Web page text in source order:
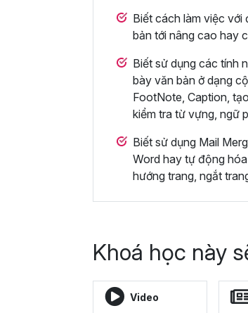
Biết cách làm việc
bản tới nâng cao hay
Biết sử dụng các tính
bày văn bản ở dạng
FootNote, Caption,
kiểm tra từ vựng, ngữ
Biết sử dụng Mail
Word hay tự động
hướng trang, ngắt
Khoá học này
Video